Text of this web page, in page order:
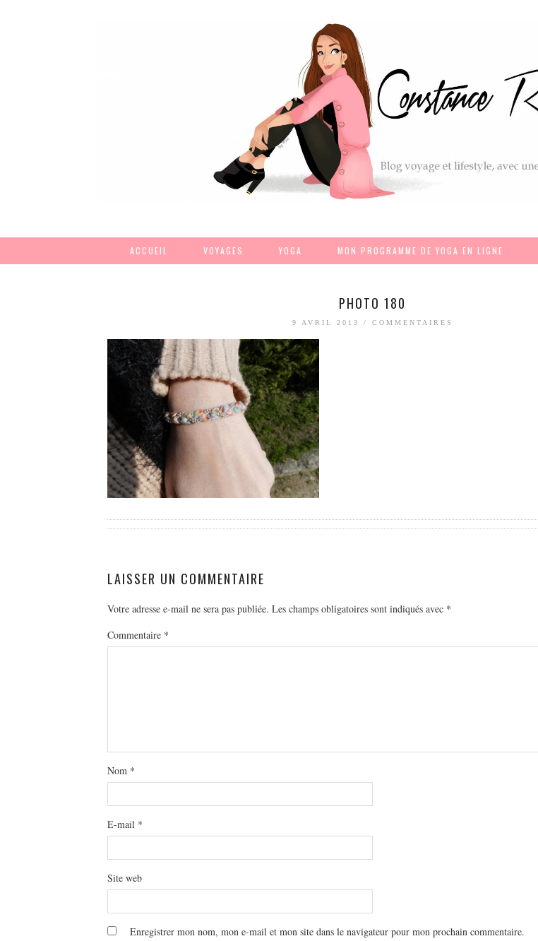
ACCUEIL VOYAGES YOGA MON PROGRAMME DE YOGA EN LIGNE
PHOTO 180
9 AVRIL 2013 / COMMENTAIRES
LAISSER UN COMMENTAIRE
Votre adresse e-mail ne sera pas publiée. Les champs obligatoires sont indiqués avec *
Commentaire *
Nom *
E-mail *
Site web
Enregistrer mon nom, mon e-mail et mon site dans le navigateur pour mon prochain commentaire.